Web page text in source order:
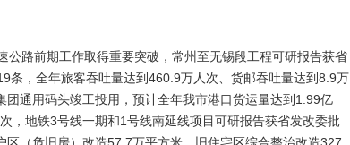
路前期工作取得重要突破，常州至无锡段工程可研报告获省
条，全年旅客吞吐量达到460.9万人次、货邮吞吐量达到8.9万
通用码头竣工投用，预计全年我市港口货运量达到1.99亿
，地铁3号线一期和1号线南延线项目可研报告获省发改委批